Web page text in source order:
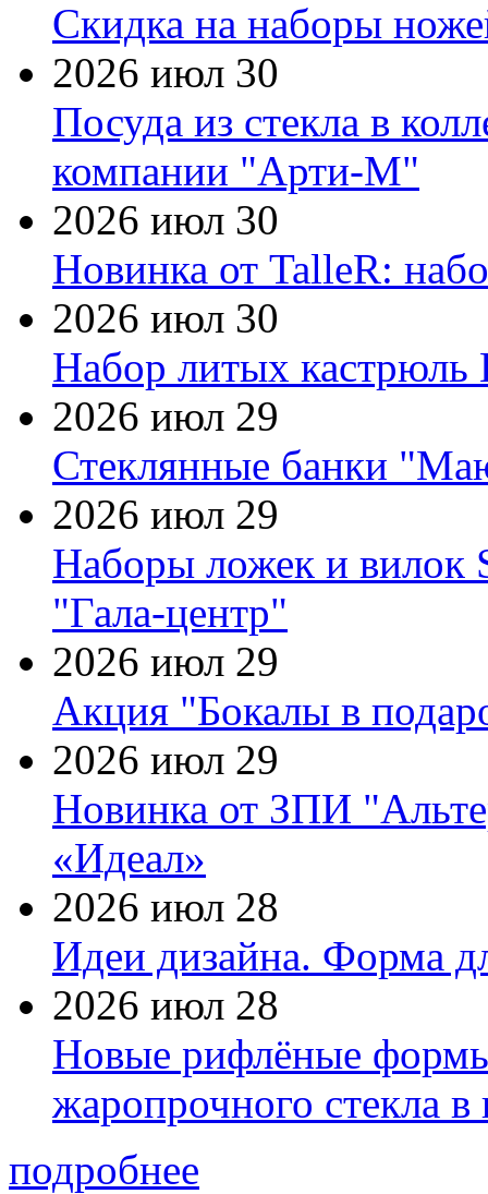
Скидка на наборы
2026 июл 30
Посуда из стекла в
компании "Арти-М"
2026 июл 30
Новинка от TalleR:
2026 июл 30
Набор литых кастрюль
2026 июл 29
Стеклянные банки
2026 июл 29
Наборы ложек и вилок
"Гала-центр"
2026 июл 29
Акция "Бокалы в
2026 июл 29
Новинка от ЗПИ
«Идеал»
2026 июл 28
Идеи дизайна. Форма
2026 июл 28
Новые рифлёные формы
жаропрочного стекла
подробнее